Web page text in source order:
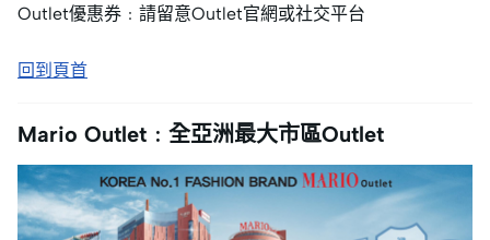
Outlet優惠券﹕請留意Outlet官網或社交平台
回到頁首
Mario Outlet﹕全亞洲最大市區Outlet